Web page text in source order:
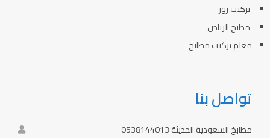
تركيب روز
مطبخ الرياض
معلم تركيب مطابخ
تواصل بنا
مطابخ السعودية الحديثة 0538144013